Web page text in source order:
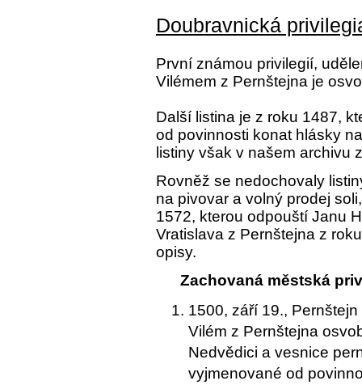
Doubravnická
První známou privilegií,
Vilémem z Pernštejna je
Další listina je z roku 1487,
od povinnosti konat hlásky
listiny však v našem archivu
Rovněž se nedochovaly
na pivovar a volný prodej
1572, kterou odpouští Janu
Vratislava z Pernštejna z
opisy.
Zachovaná městská
1500, září 19., Pernštejn
Vilém z Pernštejna
Nedvědici a vesnice
vyjmenované od